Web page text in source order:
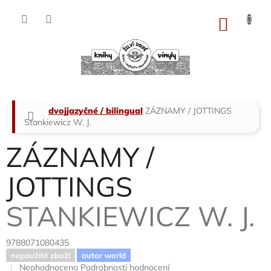
Domů
dvojjazyčné / bilingual ZÁZNAMY / JOTTINGS
Stankiewicz W. J.
ZÁZNAMY /
JOTTINGS
STANKIEWICZ W. J.
9788071080435
nepoužité zboží autor world
Průměrné
Neohodnoceno Podrobnosti hodnocení